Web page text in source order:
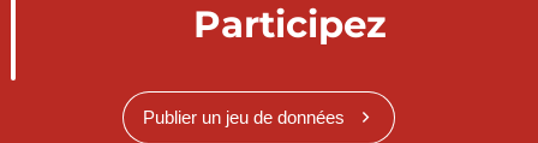
Participez
Publier un jeu de données